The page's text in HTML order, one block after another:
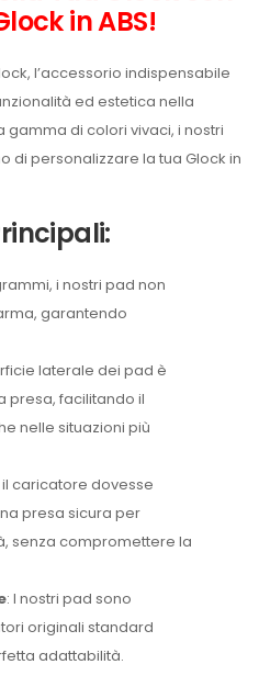
in ABS!
l’accessorio indispensabile
ed estetica nella
gamma di colori vivaci, i nostri
di personalizzare la tua Glock in
i nostri pad non
garantendo
laterale dei pad è
presa, facilitando il
nelle situazioni più
il caricatore dovesse
presa sicura per
senza compromettere la
: I nostri pad sono
originali standard
adattabilità.